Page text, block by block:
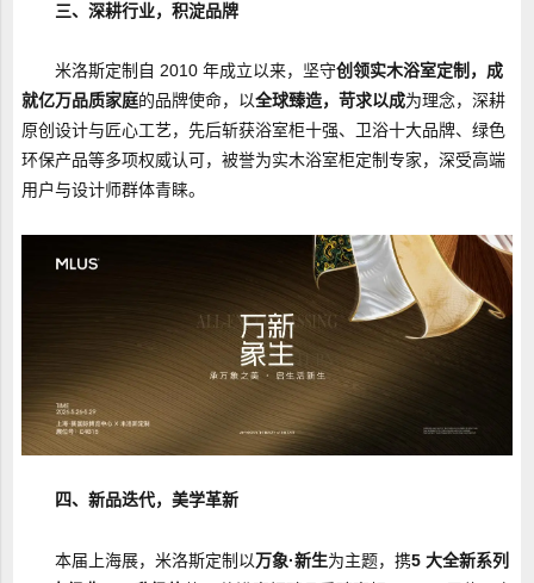
三、深耕行业，积淀品牌
米洛斯定制自 2010 年成立以来，坚守创领实木浴室定制，成
就亿万品质家庭的品牌使命，以全球臻造，苛求以成为理念，深耕
原创设计与匠心工艺，先后斩获浴室柜十强、卫浴十大品牌、绿色
环保产品等多项权威认可，被誉为实木浴室柜定制专家，深受高端
用户与设计师群体青睐。
四、新品迭代，美学革新
本届上海展，米洛斯定制以万象·新生为主题，携5 大全新系列